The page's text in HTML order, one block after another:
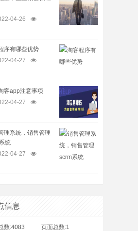
04-26
序有哪些优势
04-27
客app注意事项
04-27
理系统，销售管理
统
04-27
信息
数:4083 页面总数:1